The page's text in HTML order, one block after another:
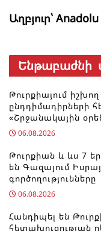
Աղբյուր՝ Anadolu
Ենթաբաժնի
Թուրքիայում իշխող
ընդդիմադիրների
«Շրջանակային
06.08.2026
Թուրքիան և ևս 7
են Գազայում
գործողությունները
06.08.2026
Հանդիպել են
հետախուզության